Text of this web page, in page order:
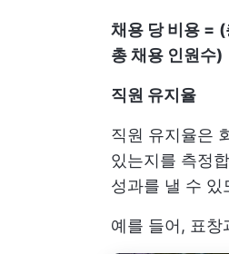
채용 당 비용 = (
총 채용 인원수)
직원 유지율
직원 유지율은
있는지를 측정
성과를 낼 수 있
예를 들어, 표